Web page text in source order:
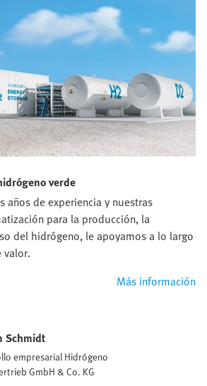
verde
años de experiencia y nuestras
para la producción, la
del hidrógeno, le apoyamos a lo largo
valor.
Más información
Schmidt
empresarial Hidrógeno
GmbH & Co. KG